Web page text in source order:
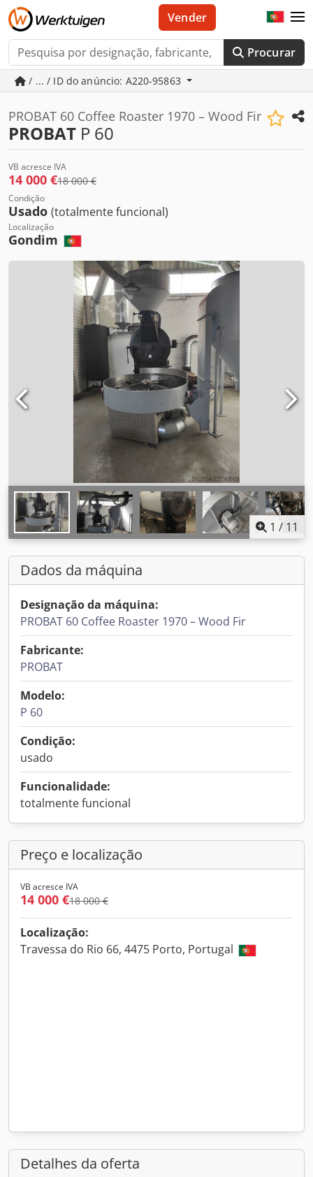
Procurar
Vender
/ ... / ID do anúncio: A220-95863
PROBAT 60 Coffee Roaster 1970 – Wood Fir
PROBAT P 60
VB acresce IVA
14 000 €18 000 €
Condição
Usado (totalmente funcional)
Localização
Gondim
1 / 11
Dados da máquina
Designação da máquina:
PROBAT 60 Coffee Roaster 1970 – Wood Fir
Fabricante:
PROBAT
Modelo:
P 60
Condição:
usado
Funcionalidade:
totalmente funcional
Preço e localização
VB acresce IVA
14 000 €18 000 €
Localização:
Travessa do Rio 66, 4475 Porto, Portugal
Detalhes da oferta